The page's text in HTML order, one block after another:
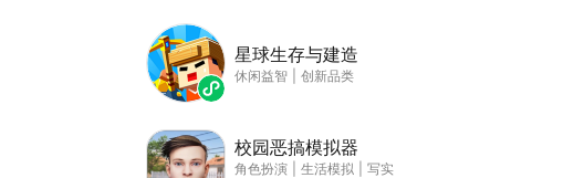
星球生存与建造
休闲益智 创新品类
校园恶搞模拟器
角色扮演 生活模拟
写实